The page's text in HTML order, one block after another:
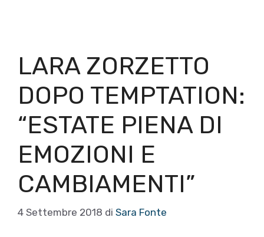
LARA ZORZETTO
DOPO TEMPTATION:
“ESTATE PIENA DI
EMOZIONI E
CAMBIAMENTI”
4 Settembre 2018 di Sara Fonte